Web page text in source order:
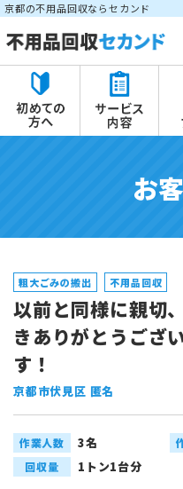
京都の不用品回収ならセカンド
お
粗大ごみの搬出 不用品回収
以前と同様に親切
きありがとうござ
す！
京都市伏見区 匿名
作業人数 3名
回収量 1トン1台分